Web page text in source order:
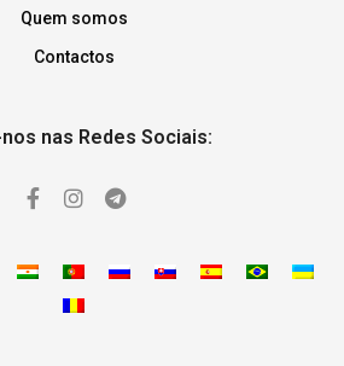
Quem somos
Contactos
nas Redes Sociais: